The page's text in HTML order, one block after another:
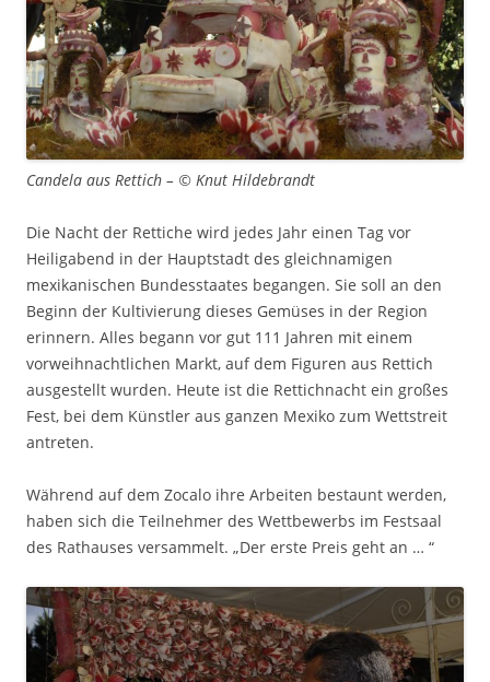
Candela aus Rettich – © Knut Hildebrandt
Die Nacht der Rettiche wird jedes Jahr einen Tag vor
Heiligabend in der Hauptstadt des gleichnamigen
mexikanischen Bundesstaates begangen. Sie soll an den
Beginn der Kultivierung dieses Gemüses in der Region
erinnern. Alles begann vor gut 111 Jahren mit einem
vorweihnachtlichen Markt, auf dem Figuren aus Rettich
ausgestellt wurden. Heute ist die Rettichnacht ein großes
Fest, bei dem Künstler aus ganzen Mexiko zum Wettstreit
antreten.
Während auf dem Zocalo ihre Arbeiten bestaunt werden,
haben sich die Teilnehmer des Wettbewerbs im Festsaal
des Rathauses versammelt. „Der erste Preis geht an … “